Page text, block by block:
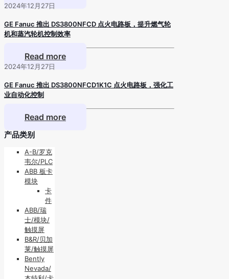
2024年12月27日
GE Fanuc 推出 DS3800NFCD 点火电路板，提升燃气轮
机和蒸汽轮机控制效率
Read more
2024年12月27日
GE Fanuc 推出 DS3800NFCD1K1C 点火电路板，强化工
业自动化控制
Read more
产品类别
A-B/罗克
韦尔/PLC
ABB 板卡
模块
卡
件
ABB/瑞
士/模块/
触摸屏
B&R/贝加
莱/触摸屏
Bently
Nevada/